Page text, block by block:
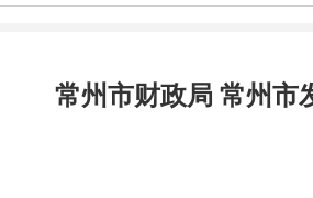
常州市财政局 常州市